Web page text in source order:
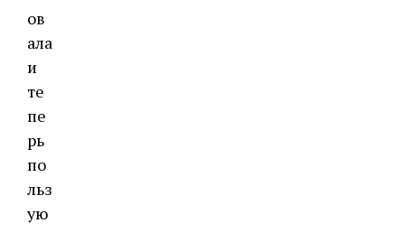
ов
ала
и
те
пе
рь
по
льз
ую